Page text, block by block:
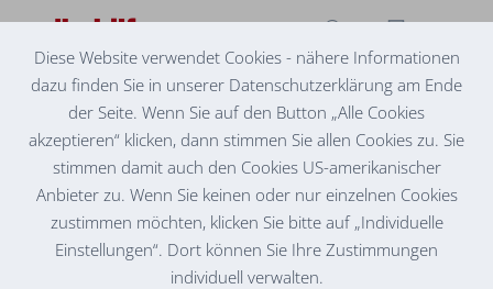
BETREUTES WOHNEN
ST. GEORGEN OB JUDENBURG
Diese Website verwendet Cookies - nähere Informationen
dazu finden Sie in unserer Datenschutzerklärung am Ende
der Seite. Wenn Sie auf den Button „Alle Cookies
akzeptieren“ klicken, dann stimmen Sie allen Cookies zu. Sie
stimmen damit auch den Cookies US-amerikanischer
Anbieter zu. Wenn Sie keinen oder nur einzelnen Cookies
zustimmen möchten, klicken Sie bitte auf „Individuelle
Einstellungen“. Dort können Sie Ihre Zustimmungen
individuell verwalten.